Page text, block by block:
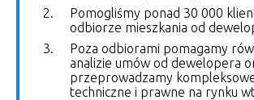
Pomogliśmy ponad 30 000
odbiorze mieszkania od
Poza odbiorami pomagamy
analizie umów od dewelopera
przeprowadzamy
techniczne i prawne na rynku